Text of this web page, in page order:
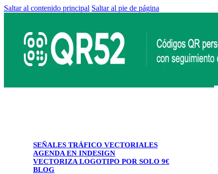
Saltar al contenido principal Saltar al pie de página
SEÑALES TRÁFICO VECTORIALES
AGENDA EN INDESIGN
VECTORIZA LOGOTIPO POR SOLO 9€
BLOG